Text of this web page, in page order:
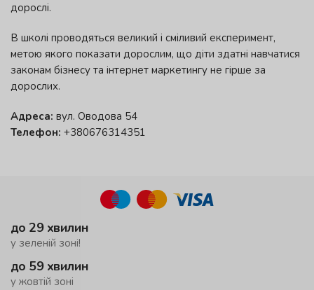
дорослі.
В школі проводяться великий і сміливий експеримент,
метою якого показати дорослим, що діти здатні навчатися
законам бізнесу та інтернет маркетингу не гірше за
дорослих.
Адреса: вул. Оводова 54
Телефон: +380676314351
до 29 хвилин
у зеленій зоні!
до 59 хвилин
у жовтій зоні